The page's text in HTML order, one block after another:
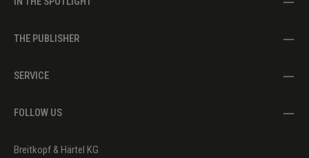
THE PUBLISHER
SERVICE
FOLLOW US
Breitkopf & Härtel KG